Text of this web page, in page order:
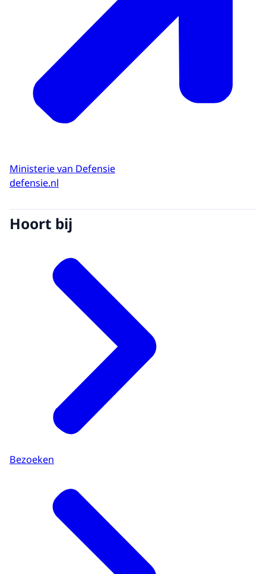
Ministerie van Defensie
defensie.nl
Hoort bij
Bezoeken